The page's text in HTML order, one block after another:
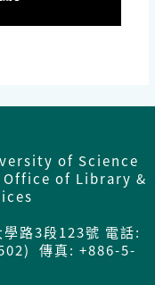
of Science
Office of Library &
路3段123號 電話:
傳真: +886-5-